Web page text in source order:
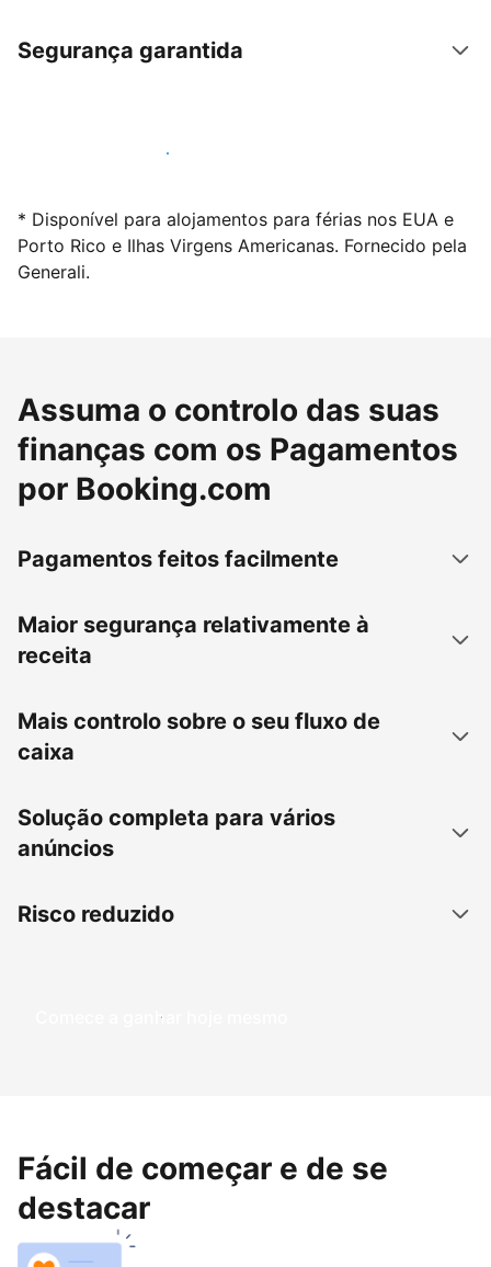
Segurança garantida
Anuncie connosco hoje mesmo
* Disponível para alojamentos para férias nos EUA e
Porto Rico e Ilhas Virgens Americanas. Fornecido pela
Generali.
Assuma o controlo das suas
finanças com os Pagamentos
por Booking.com
Pagamentos feitos facilmente
Maior segurança relativamente à
receita
Mais controlo sobre o seu fluxo de
caixa
Solução completa para vários
anúncios
Risco reduzido
Comece a ganhar hoje mesmo
Fácil de começar e de se
destacar